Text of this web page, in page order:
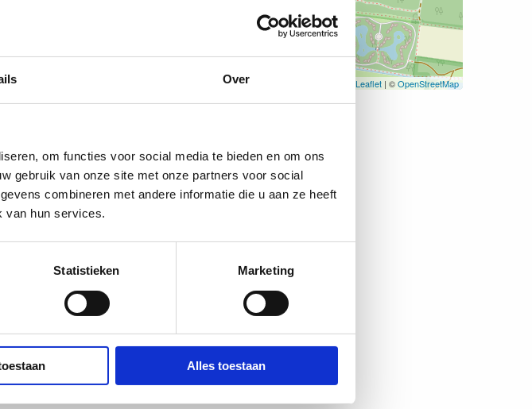
Over
om functies voor social media te bieden en om ons
gebruik van onze site met onze partners voor social
combineren met andere informatie die u aan ze heeft
van hun services.
Statistieken Marketing
Alles toestaan
Leaflet | ©OpenStreetMap